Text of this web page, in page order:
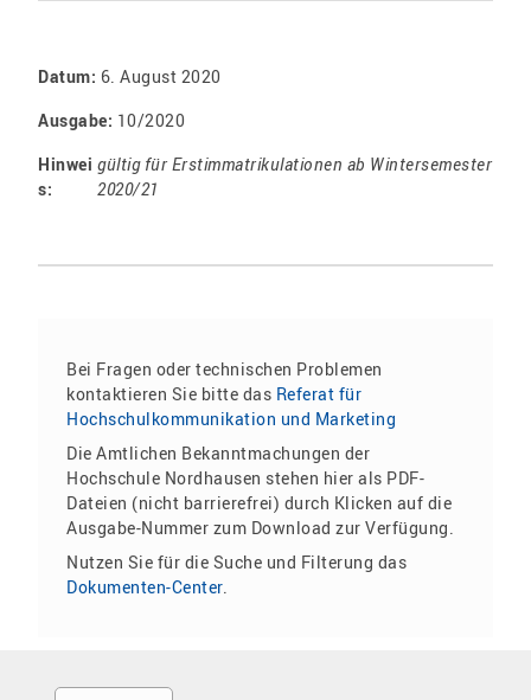
Datum: 6. August 2020
Ausgabe: 10/2020
Hinwei
s:
gültig für Erstimmatrikulationen ab Wintersemester
2020/21
Bei Fragen oder technischen Problemen
kontaktieren Sie bitte das Referat für
Hochschulkommunikation und Marketing
Die Amtlichen Bekanntmachungen der
Hochschule Nordhausen stehen hier als PDF-
Dateien (nicht barrierefrei) durch Klicken auf die
Ausgabe-Nummer zum Download zur Verfügung.
Nutzen Sie für die Suche und Filterung das
Dokumenten-Center.